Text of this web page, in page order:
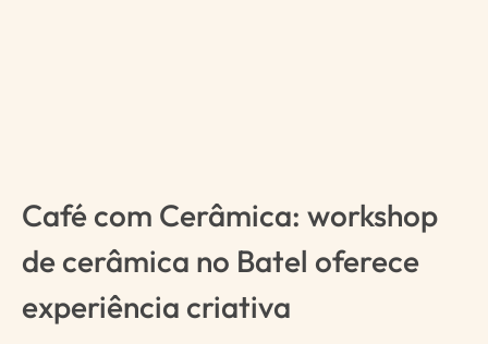
Café com Cerâmica: workshop
de cerâmica no Batel oferece
experiência criativa